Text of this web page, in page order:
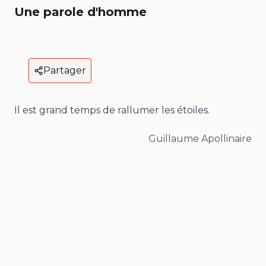
Une parole d'homme
Partager
Il est grand temps de rallumer les étoiles.
Guillaume Apollinaire